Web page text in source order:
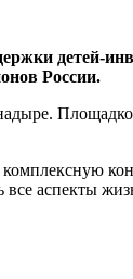
детей-
России.
аспекты